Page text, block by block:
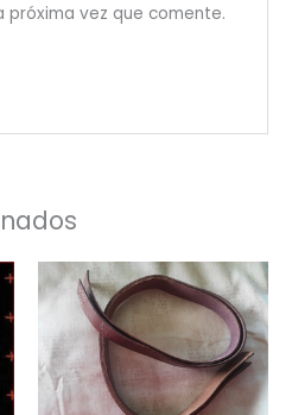
vez que comente.